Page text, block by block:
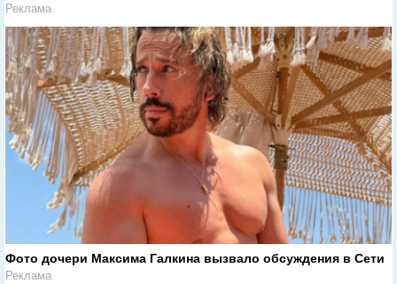
Реклама
Фото дочери Максима Галкина вызвало обсуждения в Сети
Реклама